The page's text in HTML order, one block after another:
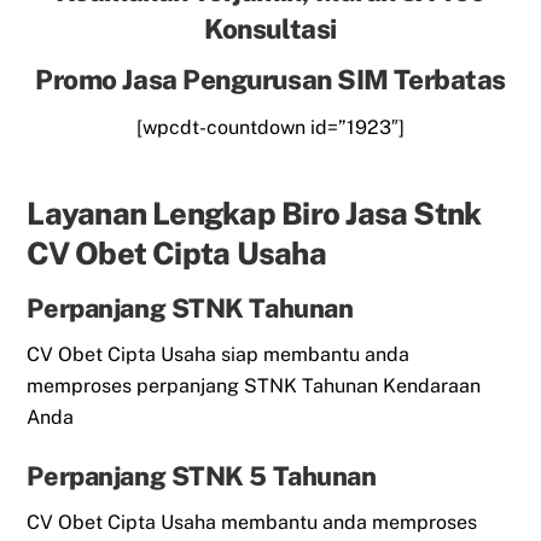
Konsultasi
Promo Jasa Pengurusan SIM Terbatas
[wpcdt-countdown id=”1923″]
Layanan Lengkap Biro Jasa Stnk
CV Obet Cipta Usaha
Perpanjang STNK Tahunan
CV Obet Cipta Usaha siap membantu anda
memproses perpanjang STNK Tahunan Kendaraan
Anda
Perpanjang STNK 5 Tahunan
CV Obet Cipta Usaha membantu anda memproses